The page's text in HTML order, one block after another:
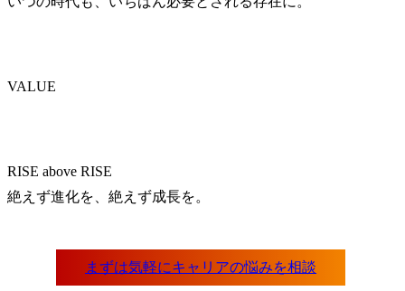
VALUE
RISE above RISE
絶えず進化を、絶えず成長を。